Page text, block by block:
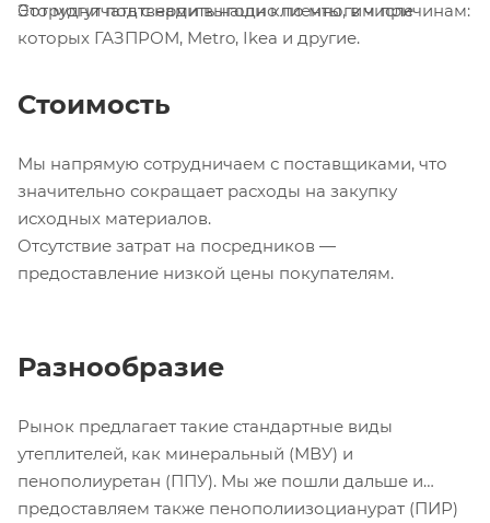
Это могут подтвердить наши клиенты, в числе
которых ГАЗПРОМ, Metro, Ikea и другие.
Сотрудничать с нами выгодно по многим причинам:
Стоимость
Мы напрямую сотрудничаем с поставщиками, что
значительно сокращает расходы на закупку
исходных материалов.
Отсутствие затрат на посредников —
предоставление низкой цены покупателям.
Разнообразие
Рынок предлагает такие стандартные виды
утеплителей, как минеральный (МВУ) и
пенополиуретан (ППУ). Мы же пошли дальше и
предоставляем также пенополиизоцианурат (ПИР)